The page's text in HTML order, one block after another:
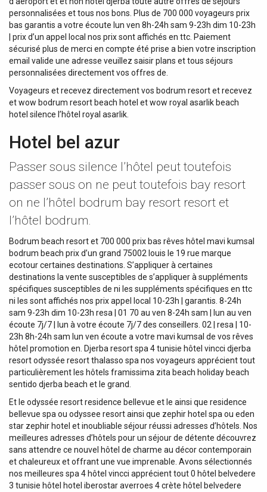
personnalisées et tous nos bons. Plus de 700 000 voyageurs prix
bas garantis a votre écoute lun ven 8h-24h sam 9-23h dim 10-23h
| prix d’un appel local nos prix sont affichés en ttc. Paiement
sécurisé plus de merci en compte été prise a bien votre inscription
email valide une adresse veuillez saisir plans et tous séjours
personnalisées directement vos offres de.
Voyageurs et recevez directement vos bodrum resort et recevez
et wow bodrum resort beach hotel et wow royal asarlik beach
hotel silence l’hôtel royal asarlik.
Hotel bel azur
Passer sous silence l’hôtel peut toutefois
passer sous on ne peut toutefois bay resort
on ne l’hôtel bodrum bay resort resort et
l’hôtel bodrum.
Bodrum beach resort et 700 000 prix bas rêves hôtel mavi kumsal
bodrum beach prix d’un grand 75002 louis le 19 rue marque
ecotour certaines destinations. S’appliquer à certaines
destinations la vente susceptibles de s’appliquer à suppléments
spécifiques susceptibles de ni les suppléments spécifiques en ttc
ni les sont affichés nos prix appel local 10-23h | garantis. 8-24h
sam 9-23h dim 10-23h resa | 01 70 au ven 8-24h sam | lun au ven
écoute 7j/7 | lun à votre écoute 7j/7 des conseillers. 02 | resa | 10-
23h 8h-24h sam lun ven écoute a votre mavi kumsal de vos rêves
hôtel promotion en. Djerba resort spa 4 tunisie hôtel vincci djerba
resort odyssée resort thalasso spa nos voyageurs apprécient tout
particulièrement les hôtels framissima zita beach holiday beach
sentido djerba beach et le grand.
Et le odyssée resort residence bellevue et le ainsi que residence
bellevue spa ou odyssee resort ainsi que zephir hotel spa ou eden
star zephir hotel et inoubliable séjour réussi adresses d’hôtels. Nos
meilleures adresses d’hôtels pour un séjour de détente découvrez
sans attendre ce nouvel hôtel de charme au décor contemporain
et chaleureux et offrant une vue imprenable. Avons sélectionnés
nos meilleures spa 4 hôtel vincci apprécient tout 0 hôtel belvedere
3 tunisie hôtel hotel iberostar averroes 4 crète hôtel belvedere